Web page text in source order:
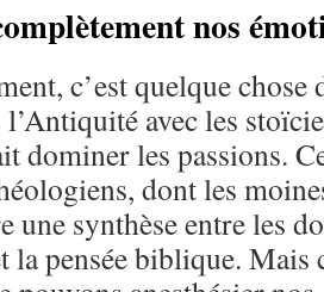
nos
c’est quelque chose
l’Antiquité avec les
dominer les passions.
dont les
une synthèse entre les
pensée biblique. Mais